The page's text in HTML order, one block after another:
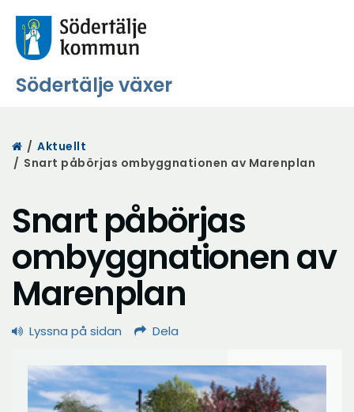
Södertälje växer
Start
/ Aktuellt
/ Snart påbörjas ombyggnationen av Marenplan
Snart påbörjas
ombyggnationen av
Marenplan
Lyssna på sidan Dela